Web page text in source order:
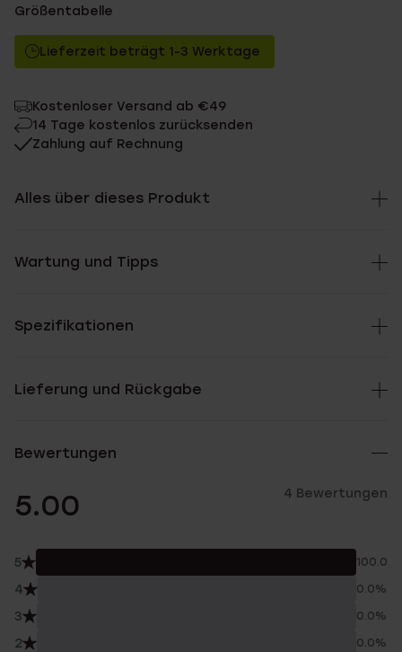
Größentabelle
Lieferzeit beträgt 1-3 Werktage
Kostenloser Versand ab €49
14 Tage kostenlos zurücksenden
Zahlung auf Rechnung
Alles über dieses Produkt
Wartung und Tipps
Spezifikationen
Lieferung und Rückgabe
Bewertungen
5.00 4 Bewertungen
5 100.0%
4 0.0%
3 0.0%
2 0.0%